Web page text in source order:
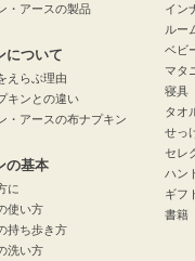
・アースの製品
について
えらぶ理由
キンとの違い
・アースの布ナプキン
の基本
に
使い方
持ち歩き方
洗い方
イン
ルー
ベビ
マタ
寝具
タオ
せっ
セレ
ハン
ギフ
書籍